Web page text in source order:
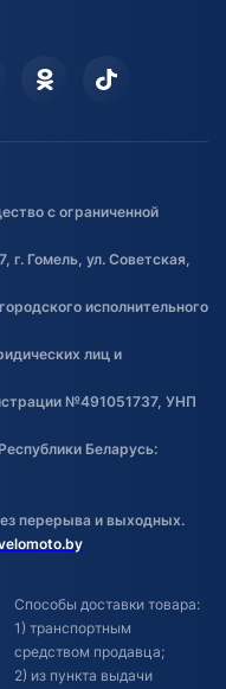
с ограниченной
г. Гомель, ул. Советская,
исполнительного
лиц и
№491051737, УНП
Беларусь:
перерыва и выходных.
Способы доставки товара:
1) транспортным
средством продавца;
2) из пункта выдачи